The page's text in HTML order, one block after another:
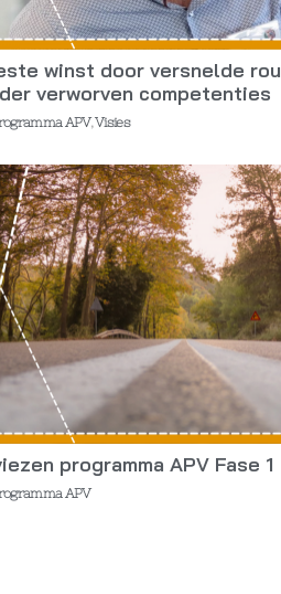
winst door versnelde
verworven competenties
APV,Visies
programma APV Fase 1
APV